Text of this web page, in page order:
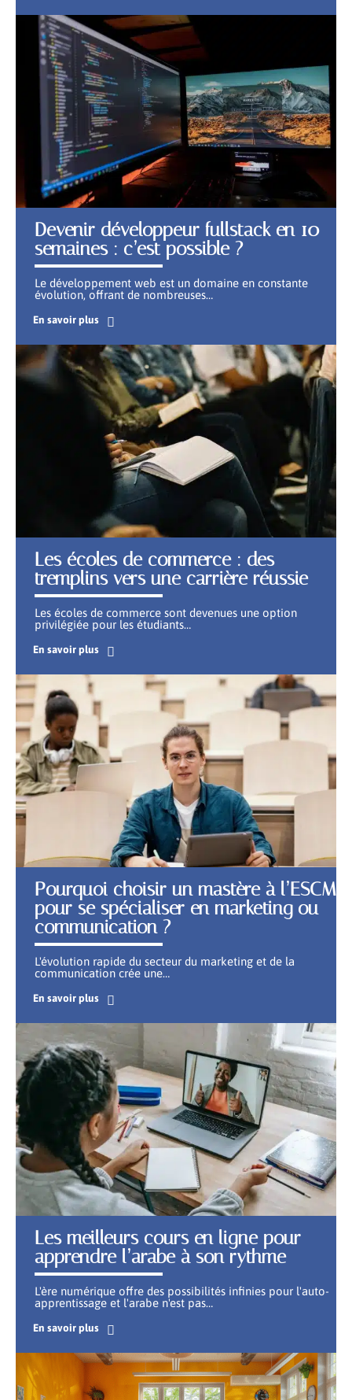
Devenir développeur fullstack en 10
semaines : c’est possible ?
Le développement web est un domaine en constante
évolution, offrant de nombreuses…
En savoir plus
Les écoles de commerce : des
tremplins vers une carrière réussie
Les écoles de commerce sont devenues une option
privilégiée pour les étudiants…
En savoir plus
Pourquoi choisir un mastère à l’ESCM
pour se spécialiser en marketing ou
communication ?
L'évolution rapide du secteur du marketing et de la
communication crée une…
En savoir plus
Les meilleurs cours en ligne pour
apprendre l’arabe à son rythme
L'ère numérique offre des possibilités infinies pour l'auto-
apprentissage et l'arabe n'est pas…
En savoir plus